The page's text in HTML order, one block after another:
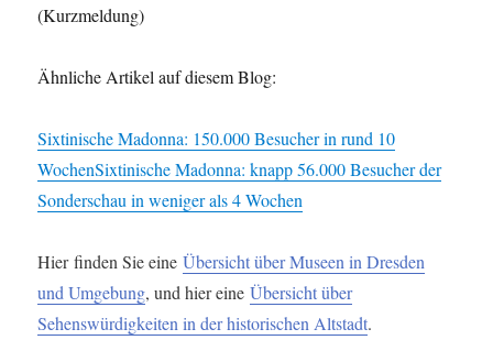
(Kurzmeldung)
Ähnliche Artikel auf diesem Blog:
Sixtinische Madonna: 150.000 Besucher in rund 10
WochenSixtinische Madonna: knapp 56.000 Besucher der
Sonderschau in weniger als 4 Wochen
Hier finden Sie eineÜbersicht über Museen in Dresden
und Umgebung, und hier eineÜbersicht über
Sehenswürdigkeiten in der historischen Altstadt.